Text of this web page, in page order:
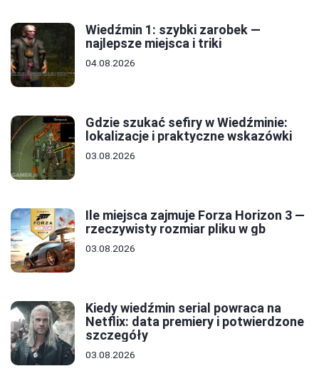
Wiedźmin 1: szybki zarobek —
najlepsze miejsca i triki
04.08.2026
Gdzie szukać sefiry w Wiedźminie:
lokalizacje i praktyczne wskazówki
03.08.2026
Ile miejsca zajmuje Forza Horizon 3 —
rzeczywisty rozmiar pliku w gb
03.08.2026
Kiedy wiedźmin serial powraca na
Netflix: data premiery i potwierdzone
szczegóły
03.08.2026